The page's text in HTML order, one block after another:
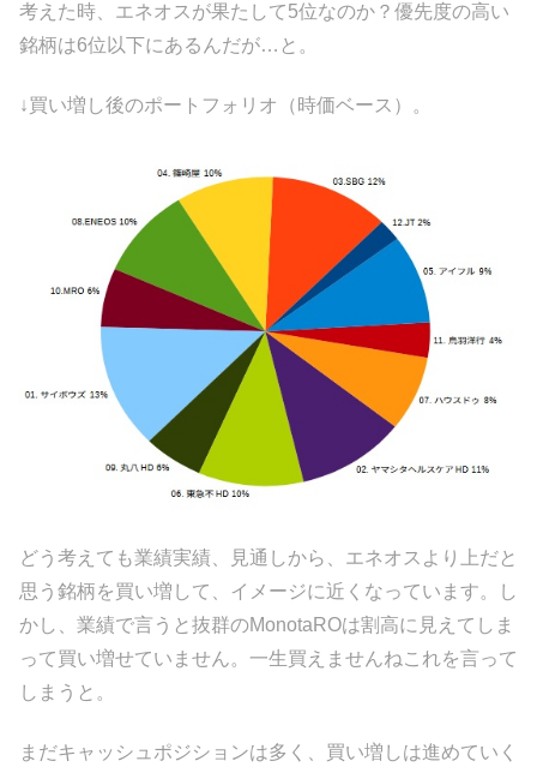
考えた時、エネオスが果たして5位なのか？優先度の高い
銘柄は6位以下にあるんだが…と。
↓買い増し後のポートフォリオ（時価ベース）。
どう考えても業績実績、見通しから、エネオスより上だと
思う銘柄を買い増して、イメージに近くなっています。し
かし、業績で言うと抜群のMonotaROは割高に見えてしま
って買い増せていません。一生買えませんねこれを言って
しまうと。
まだキャッシュポジションは多く、買い増しは進めていく